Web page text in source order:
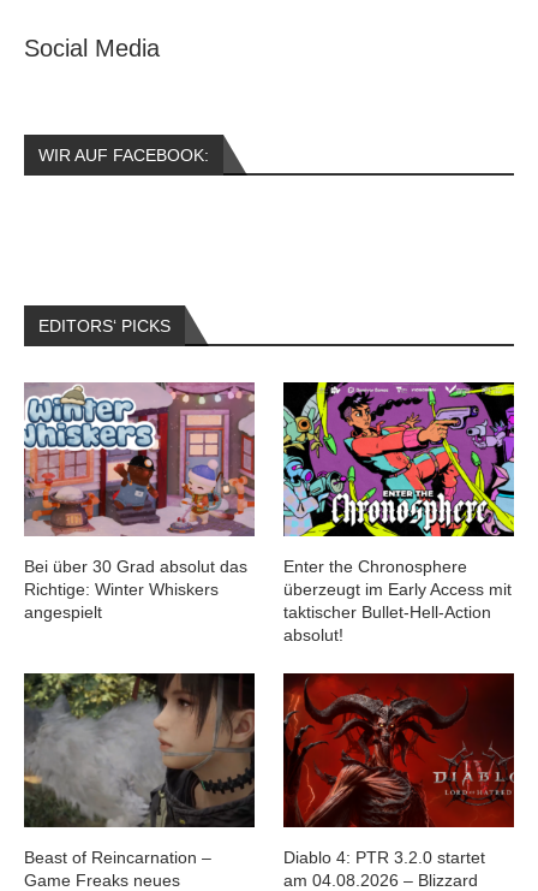
Social Media
WIR AUF FACEBOOK:
EDITORS‘ PICKS
Bei über 30 Grad absolut das
Richtige: Winter Whiskers
angespielt
Enter the Chronosphere
überzeugt im Early Access mit
taktischer Bullet-Hell-Action
absolut!
Beast of Reincarnation –
Game Freaks neues
Diablo 4: PTR 3.2.0 startet
am 04.08.2026 – Blizzard